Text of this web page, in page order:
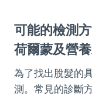
可能的檢測
荷爾蒙及營
為了找出脫髮的
測。常見的診斷